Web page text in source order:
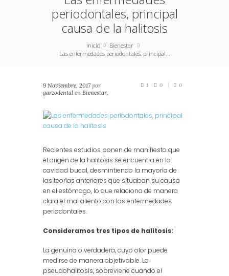
periodontales, principal
causa de la halitosis
Inicio
Bienestar
Las enfermedades periodontales, principal...
9 Noviembre, 2017 por
garzodental en Bienestar
1 0 0
Recientes estudios ponen de manifiesto que
el origen de la halitosis se encuentra en la
cavidad bucal, desmintiendo la mayoría de
las teorías anteriores que situaban su causa
en el estómago, lo que relaciona de manera
clara el mal aliento con las enfermedades
periodontales.
Consideramos tres tipos de halitosis:
La genuina o verdadera, cuyo olor puede
medirse de manera objetivable. La
pseudohalitosis, sobreviene cuando el